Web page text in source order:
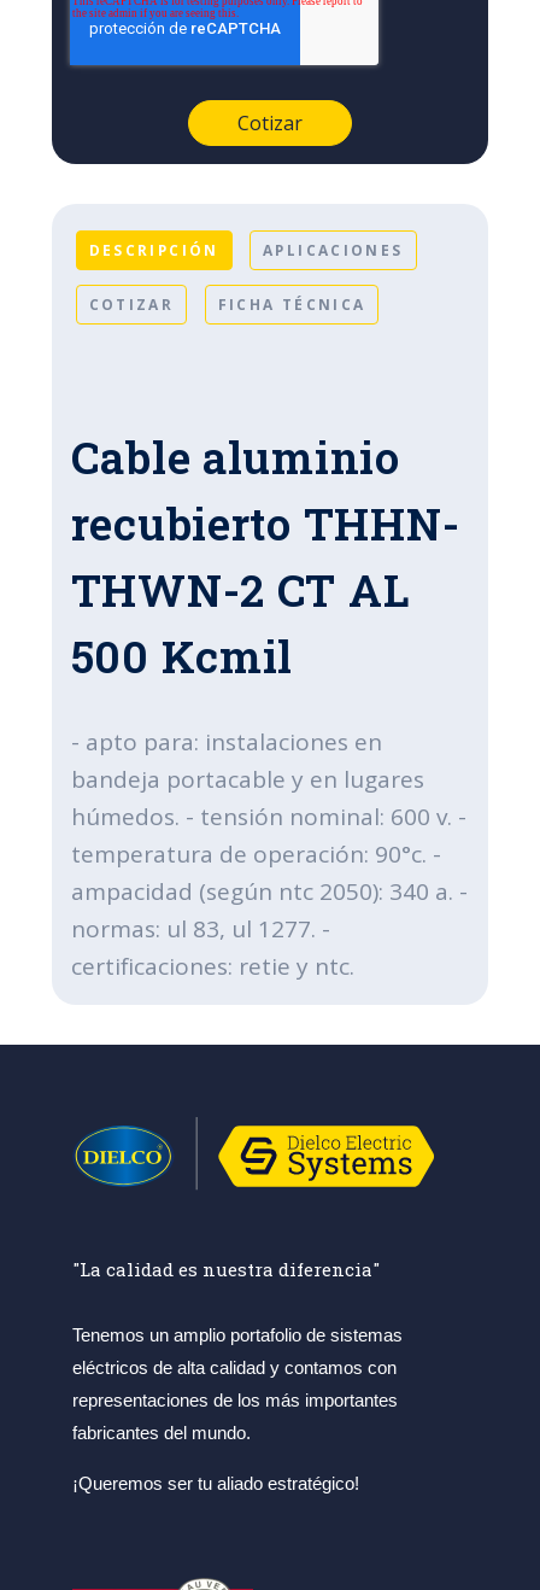
DESCRIPCIÓN APLICACIONES
COTIZAR FICHA TÉCNICA
Cable aluminio
recubierto THHN-
THWN-2 CT AL
500 Kcmil
- apto para: instalaciones en
bandeja portacable y en lugares
húmedos. - tensión nominal: 600 v. -
temperatura de operación: 90°c. -
ampacidad (según ntc 2050): 340 a. -
normas: ul 83, ul 1277. -
certificaciones: retie y ntc.
"La calidad es nuestra diferencia"
Tenemos un amplio portafolio de sistemas
eléctricos de alta calidad y contamos con
representaciones de los más importantes
fabricantes del mundo.
¡Queremos ser tu aliado estratégico!